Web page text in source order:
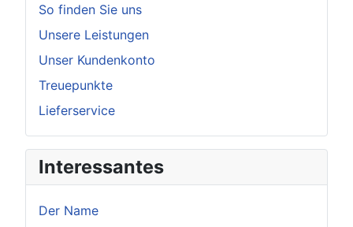
So finden Sie uns
Unsere Leistungen
Unser Kundenkonto
Treuepunkte
Lieferservice
Interessantes
Der Name